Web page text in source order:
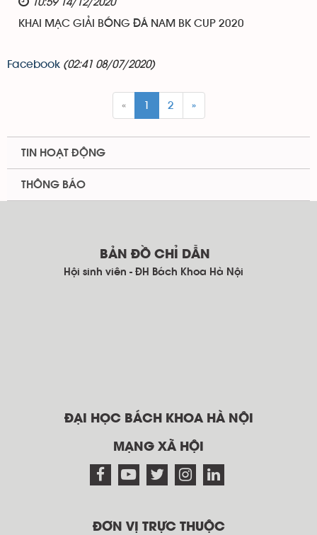
10:59 14/12/2020
KHAI MẠC GIẢI BÓNG ĐÁ NAM BK CUP 2020
Facebook (02:41 08/07/2020)
« 1 2 »
TIN HOẠT ĐỘNG
THÔNG BÁO
BẢN ĐỒ CHỈ DẪN
Hội sinh viên - ĐH Bách Khoa Hà Nội
ĐẠI HỌC BÁCH KHOA HÀ NỘI
MẠNG XÃ HỘI
ĐƠN VỊ TRỰC THUỘC